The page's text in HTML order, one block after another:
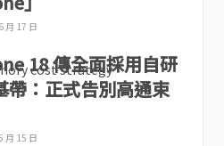
月 17 日
18 傳全面採用自研
帶：正式告別高通束
月 15 日